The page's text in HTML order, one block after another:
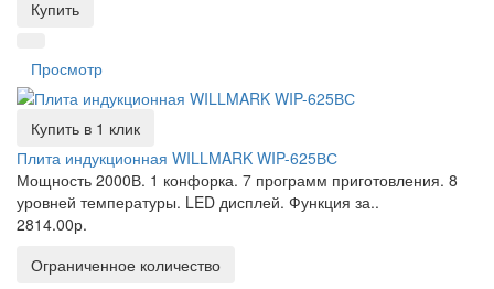
Купить
Просмотр
Купить в 1 клик
Плита индукционная WILLMARK WIP-625ВС
Мощность 2000В. 1 конфорка. 7 программ приготовления. 8
уровней температуры. LED дисплей. Функция за..
2814.00р.
Ограниченное количество